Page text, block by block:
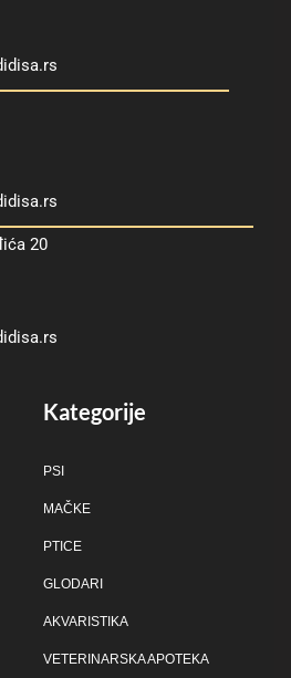
20
Kategorije
PSI
MAČKE
PTICE
GLODARI
AKVARISTIKA
VETERINARSKA APOTEKA